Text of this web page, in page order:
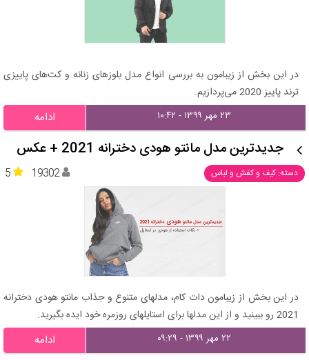
در این بخش از زیبامون به بررسی انواع مدل بلوز‌های زنانه و کت‌های پاییزی
ترند پاییز 2020 می‌پردازیم.
۲۳ مهر ۱۳۹۹ - ۱۰:۴۲ ادامه
جدیدترین مدل مانتو هودی دخترانه 2021 + عکس
دسته: کیف و کفش و لباس 5 19302
در این بخش از زیبامون دات کام، مدلهای متنوع و جذاب مانتو هودی دخترانه
2021 رو ببینید و از این مدلها برای استایلهای روزمره خود ایده بگیرید.
۲۲ مهر ۱۳۹۹ - ۰۹:۲۹ ادامه